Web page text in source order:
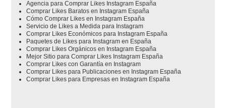
Agencia para Comprar Likes Instagram España
Comprar Likes Baratos en Instagram España
Cómo Comprar Likes en Instagram España
Servicio de Likes a Medida para Instagram
Comprar Likes Económicos para Instagram España
Paquetes de Likes para Instagram en España
Comprar Likes Orgánicos en Instagram España
Mejor Sitio para Comprar Likes Instagram España
Comprar Likes con Garantía en Instagram
Comprar Likes para Publicaciones en Instagram España
Comprar Likes para Empresas en Instagram España